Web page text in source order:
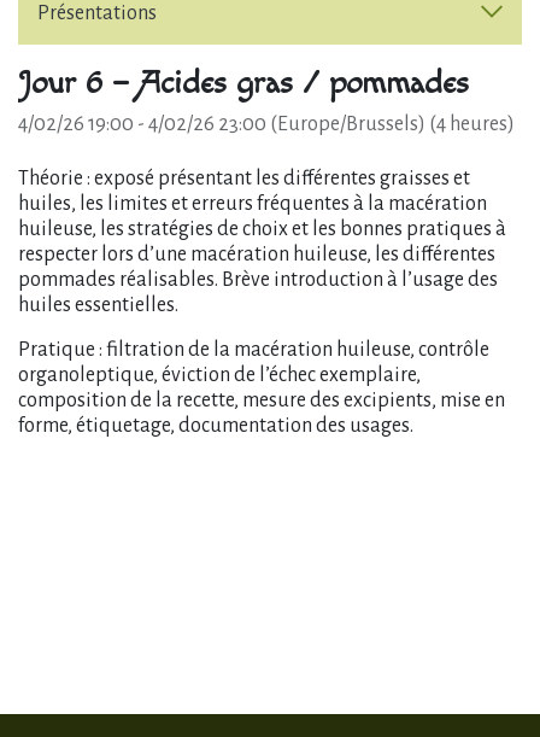
Présentations
Jour 6 – Acides gras / pommades
4/02/26 19:00 - 4/02/26 23:00 ( Europe/Brussels) (4 heures)
Théorie : exposé présentant les différentes graisses et
huiles, les limites et erreurs fréquentes à la macération
huileuse, les stratégies de choix et les bonnes pratiques à
respecter lors d’une macération huileuse, les différentes
pommades réalisables. Brève introduction à l’usage des
huiles essentielles.
Pratique : filtration de la macération huileuse, contrôle
organoleptique, éviction de l’échec exemplaire,
composition de la recette, mesure des excipients, mise en
forme, étiquetage, documentation des usages.